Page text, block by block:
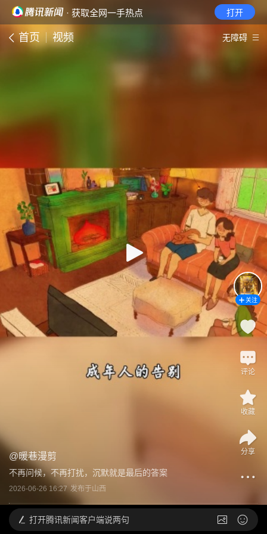
· 获取全网一手热点 打开
首页 视频 无障碍
@暖巷漫剪
不再问候，不再打扰，沉默就是最后的答案
2026-06-26 16:27 发布于山西
关注
评论
收藏
分享
打开腾讯新闻客户端说两句